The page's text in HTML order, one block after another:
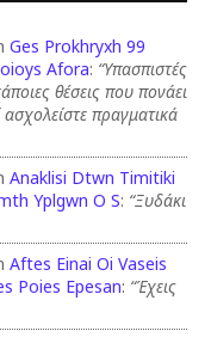
Ges Prokhryxh 99
Afora: “Υπασπιστές
θέσεις που πονάει
πραγματικά
Anaklisi Dtwn Timitiki
Yplgwn O S: “Ξυδάκι
Aftes Einai Oi Vaseis
Poies Epesan: “Έχεις